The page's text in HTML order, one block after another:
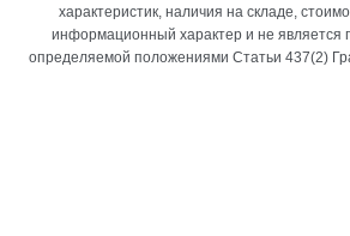
характеристик, наличия на складе,
информационный характер и не является
определяемой положениями Статьи 437(2)